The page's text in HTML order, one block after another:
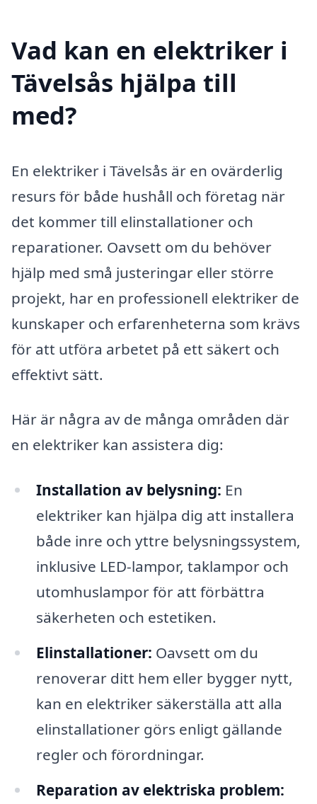
Vad kan en elektriker i
Tävelsås hjälpa till
med?
En elektriker i Tävelsås är en ovärderlig
resurs för både hushåll och företag när
det kommer till elinstallationer och
reparationer. Oavsett om du behöver
hjälp med små justeringar eller större
projekt, har en professionell elektriker de
kunskaper och erfarenheterna som krävs
för att utföra arbetet på ett säkert och
effektivt sätt.
Här är några av de många områden där
en elektriker kan assistera dig:
Installation av belysning: En
elektriker kan hjälpa dig att installera
både inre och yttre belysningssystem,
inklusive LED-lampor, taklampor och
utomhuslampor för att förbättra
säkerheten och estetiken.
Elinstallationer: Oavsett om du
renoverar ditt hem eller bygger nytt,
kan en elektriker säkerställa att alla
elinstallationer görs enligt gällande
regler och förordningar.
Reparation av elektriska problem: